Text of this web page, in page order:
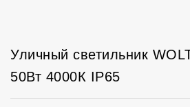
Уличный светильник
50Вт 4000К IP65